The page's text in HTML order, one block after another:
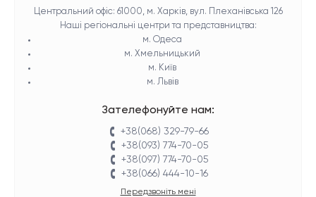
Центральний офіс: 61000, м. Харків, вул. Плеханівська 126
Наші регіональні центри та представництва:
м. Одеса
м. Хмельницький
м. Київ
м. Львів
Зателефонуйте нам:
+38(068) 329-79-66
+38(093) 774-70-05
+38(097) 774-70-05
+38(066) 444-10-16
Передзвоніть мені